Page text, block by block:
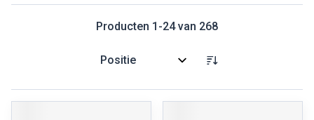
Producten 1 -24van 268
Sorteer op: